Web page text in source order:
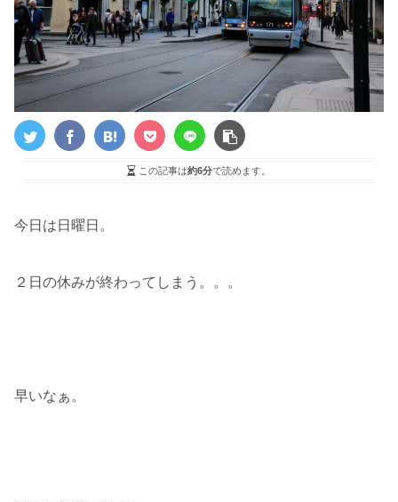
この記事は約6分で読めます。
今日は日曜日。
２日の休みが終わってしまう。。。
早いなぁ。